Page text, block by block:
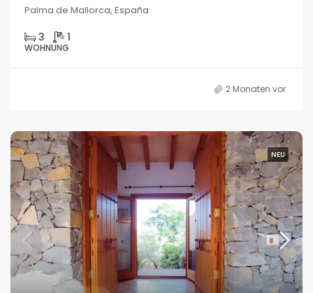
Palma de Mallorca, España
3 1
WOHNUNG
2 Monaten vor
NEU